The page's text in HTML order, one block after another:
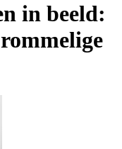
in beeld: